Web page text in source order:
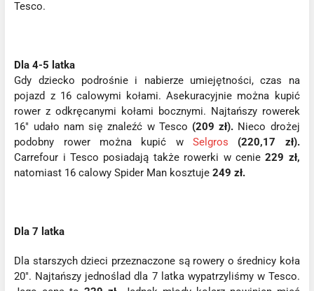
Tesco.
Dla 4-5 latka
Gdy dziecko podrośnie i nabierze umiejętności, czas na
pojazd z 16 calowymi kołami. Asekuracyjnie można kupić
rower z odkręcanymi kołami bocznymi. Najtańszy rowerek
16" udało nam się znaleźć w Tesco (209 zł). Nieco drożej
podobny rower można kupić w Selgros
(220,17 zł).
Carrefour i Tesco posiadają także rowerki w cenie229 zł,
natomiast 16 calowy Spider Man kosztuje249 zł.
Dla 7 latka
Dla starszych dzieci przeznaczone są rowery o średnicy koła
20". Najtańszy jednoślad dla 7 latka wypatrzyliśmy w Tesco.